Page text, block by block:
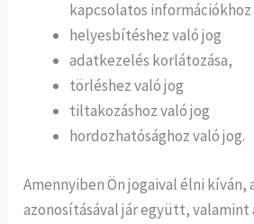
kapcsolatos
helyesbítéshez való jog
adatkezelés korlátozása,
törléshez való jog
tiltakozáshoz való jog
hordozhatósághoz való jog.
Amennyiben Ön jogaival élni kíván,
azonosításával jár együtt,